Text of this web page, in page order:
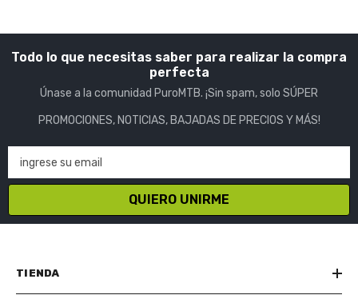
Todo lo que necesitas saber para realizar la compra
perfecta
Únase a la comunidad PuroMTB. ¡Sin spam, solo SÚPER
PROMOCIONES, NOTICIAS, BAJADAS DE PRECIOS Y MÁS!
ingrese su email
QUIERO UNIRME
TIENDA